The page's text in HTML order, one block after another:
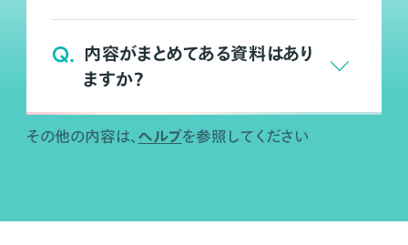
Q. 内容がまとめてある資料はあり
ますか？
その他の内容は、 ヘルプを参照してください